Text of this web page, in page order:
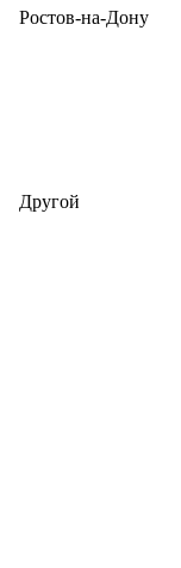
Ростов-на-Дону
Другой